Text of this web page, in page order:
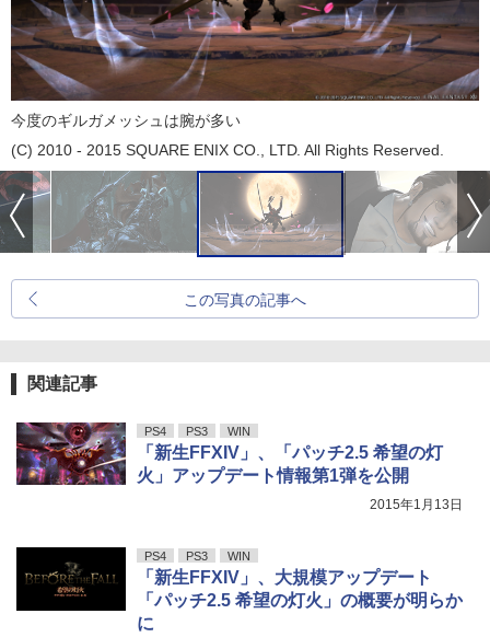
今度のギルガメッシュは腕が多い
(C) 2010 - 2015 SQUARE ENIX CO., LTD. All Rights Reserved.
この写真の記事へ
関連記事
PS4 PS3 WIN
「新生FFXIV」、「パッチ2.5 希望の灯
火」アップデート情報第1弾を公開
2015年1月13日
PS4 PS3 WIN
「新生FFXIV」、大規模アップデート
「パッチ2.5 希望の灯火」の概要が明らか
に